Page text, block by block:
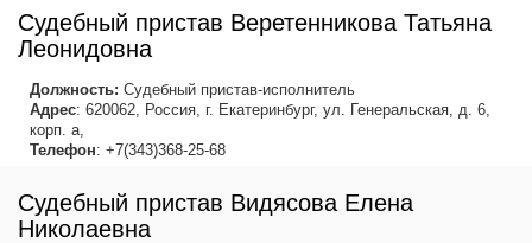
Судебный пристав Веретенникова Татьяна
Леонидовна
Должность: Судебный пристав-исполнитель
Адрес: 620062, Россия, г. Екатеринбург, ул. Генеральская, д. 6,
корп. а,
Телефон: +7(343)368-25-68
Судебный пристав Видясова Елена
Николаевна